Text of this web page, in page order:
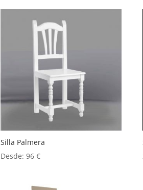
Silla Palmera
Desde:96€